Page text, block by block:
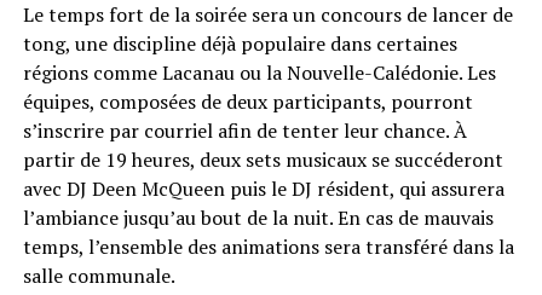
Le temps fort de la soirée sera un concours de lancer de
tong, une discipline déjà populaire dans certaines
régions comme Lacanau ou la Nouvelle-Calédonie. Les
équipes, composées de deux participants, pourront
s’inscrire par courriel afin de tenter leur chance. À
partir de 19 heures, deux sets musicaux se succéderont
avec DJ Deen McQueen puis le DJ résident, qui assurera
l’ambiance jusqu’au bout de la nuit. En cas de mauvais
temps, l’ensemble des animations sera transféré dans la
salle communale.